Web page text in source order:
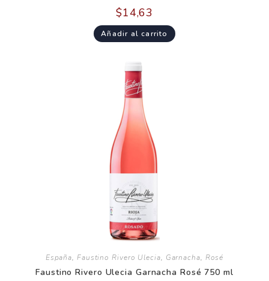
$14,63
Añadir al carrito
España, Faustino Rivero Ulecia, Garnacha, Rosé
Faustino Rivero Ulecia Garnacha Rosé 750 ml